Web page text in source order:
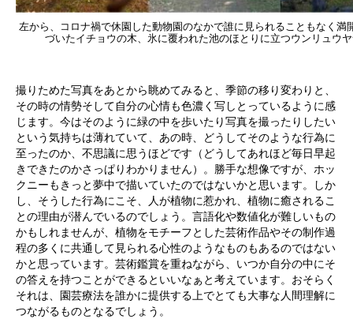
左から、コロナ禍で休園した動物園のなかで誰に見られることもなく
づいたイチョウの木、氷に覆われた池のほとりに立つウンリュウ
撮りためた写真をあとから眺めてみると、季節の移り変わりと、
その時の情勢そして自分の心情も色濃く写しとっているように感
じます。今はそのように緑の中を歩いたり写真を撮ったりしたい
という気持ちは薄れていて、あの時、どうしてそのような行為に
至ったのか、不思議に思うほどです（どうしてあれほど毎日早起
きできたのかさっぱりわかりません）。勝手な想像ですが、ホッ
クニーもきっと夢中で描いていたのではないかと思います。しか
し、そうした行為にこそ、人が植物に惹かれ、植物に癒されるこ
との理由が潜んでいるのでしょう。言語化や数値化が難しいもの
かもしれませんが、植物をモチーフとした芸術作品やその制作過
程の多くに共通して見られる心性のようなものもあるのではない
かと思っています。芸術鑑賞を重ねながら、いつか自分の中にそ
の答えを持つことができるといいなぁと考えています。おそらく
それは、園芸療法を誰かに提供する上でとても大事な人間理解に
つながるものとなるでしょう。